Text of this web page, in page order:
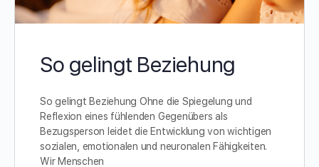
So gelingt Beziehung
So gelingt Beziehung Ohne die Spiegelung und
Reflexion eines fühlenden Gegenübers als
Bezugsperson leidet die Entwicklung von wichtigen
sozialen, emotionalen und neuronalen Fähigkeiten.
Wir Menschen